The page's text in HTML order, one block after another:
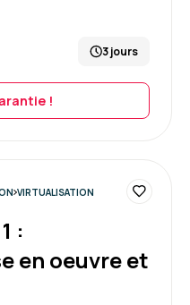
5
formation riche en
utiles.
administrer vos
3 jours
!
VIRTUALISATION
:
en oeuvre et